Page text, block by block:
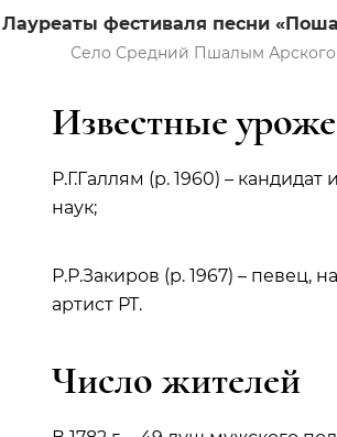
Лауреаты фестиваля песни
Село Средний Пшалым Арского
Известные
Р.Г.Галлям (р. 1960) – кандидат
наук;
Р.Р.Закиров (р. 1967) – певец,
артист РТ.
Число жителей